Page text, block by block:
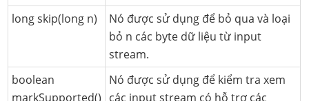
long skip(long n)
Nó được sử dụng để bỏ qua và loại
bỏ n các byte dữ liệu từ input
stream.
boolean
markSupported()
Nó được sử dụng để kiểm tra xem
các input stream có hỗ trợ các